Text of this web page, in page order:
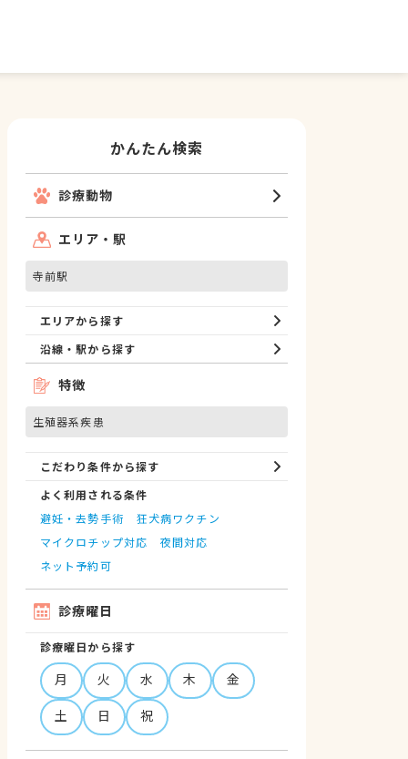
かんたん検索
診療動物
エリア・駅
寺前駅
エリアから探す
沿線・駅から探す
特徴
生殖器系疾患
こだわり条件から探す
よく利用される条件
避妊・去勢手術
狂犬病ワクチン
マイクロチップ対応
夜間対応
ネット予約可
診療曜日
診療曜日から探す
月 火 水 木
金
土
日 祝